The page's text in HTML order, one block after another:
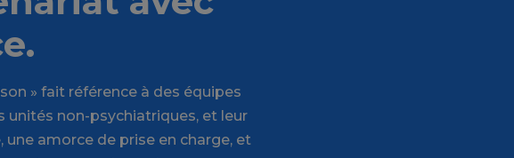
» fait référence à des équipes
non-psychiatriques, et leur
amorce de prise en charge, et